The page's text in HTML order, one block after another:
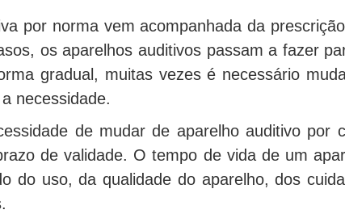
por norma vem acompanhada da
os aparelhos auditivos passam a fazer
gradual, muitas vezes é necessário
necessidade.
de mudar de aparelho auditivo por
de validade. O tempo de vida de um
do uso, da qualidade do aparelho, dos